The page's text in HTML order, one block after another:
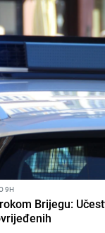
9H
Brijegu: